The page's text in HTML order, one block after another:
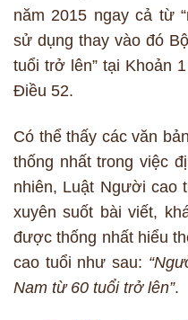
năm 2015 ngay cả từ
sử dụng thay vào đó
tuổi trở lên” tại Khoản
Điều 52.
Có thể thấy các văn
thống nhất trong việc
nhiên, Luật Người cao
xuyên suốt bài viết,
được thống nhất hiểu
cao tuổi như sau:
Nam từ 60 tuổi trở lên”.